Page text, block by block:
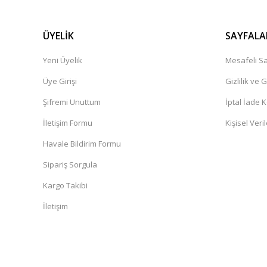
ÜYELİK
Yeni Üyelik
Üye Girişi
Şifremi Unuttum
İletişim Formu
Havale Bildirim Formu
Sipariş Sorgula
Kargo Takibi
İletişim
Mesafeli
Gizlilik ve
İptal İade
Kişisel